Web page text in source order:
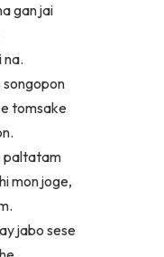
gan jai
na.
songopon
tomsake
paltatam
mon joge,
jabo sese